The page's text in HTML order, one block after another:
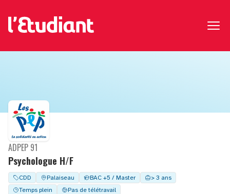
Psychologue H/F
ADPEP 91
CDD Palaiseau BAC +5 / Master
> 3 ans
Temps plein
Pas de télétravail